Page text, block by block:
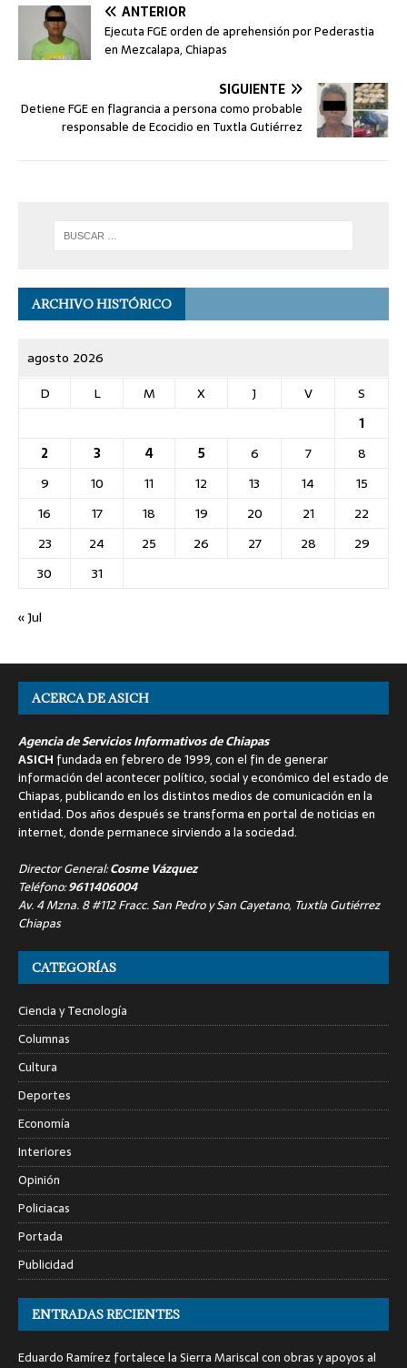
ANTERIOR
Ejecuta FGE orden de aprehensión por Pederastia
en Mezcalapa, Chiapas
SIGUIENTE
Detiene FGE en flagrancia a persona como probable
responsable de Ecocidio en Tuxtla Gutiérrez
ARCHIVO HISTÓRICO
agosto 2026
D
L M X J V
S
1
2
3 4 5 6 7
8
9
10 11 12 13 14
15
16
17 18 19 20 21
22
23
24 25 26 27 28
29
30
31
« Jul
ACERCA DE ASICH
Agencia de Servicios Informativos de Chiapas
ASICH fundada en febrero de 1999, con el fin de generar
información del acontecer político, social y económico del estado de
Chiapas, publicando en los distintos medios de comunicación en la
entidad. Dos años después se transforma en portal de noticias en
internet, donde permanece sirviendo a la sociedad.
Director General:Cosme Vázquez
Teléfono:9611406004
Av. 4 Mzna. 8 #112 Fracc. San Pedro y San Cayetano, Tuxtla Gutiérrez
Chiapas
CATEGORÍAS
Ciencia y Tecnología
Columnas
Cultura
Deportes
Economía
Interiores
Opinión
Policiacas
Portada
Publicidad
ENTRADAS RECIENTES
Eduardo Ramírez fortalece la Sierra Mariscal con obras y apoyos al